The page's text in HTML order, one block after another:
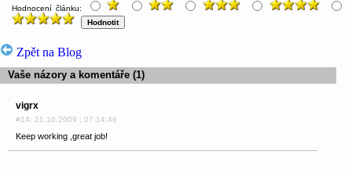
Hodnocení článku:
Zpět na Blog
Vaše názory a komentáře (1)
vigrx
#14: 21.10.2009 ; 07:14:46
Keep working ,great job!